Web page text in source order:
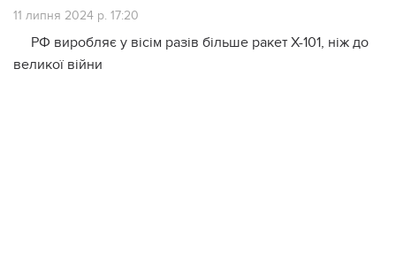
11 липня 2024 р. 17:20
РФ виробляє у вісім разів більше ракет Х-101, ніж до
великої війни